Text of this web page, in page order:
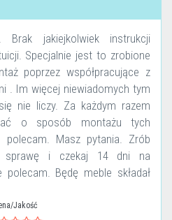
Brak jakiejkolwiek instrukcji
Specjalnie jest to zrobione
poprzez współpracujące z
. Im więcej niewiadomych tym
nie liczy. Za każdym razem
o sposób montażu tych
polecam. Masz pytania. Zrób
sprawę i czekaj 14 dni na
Będę meble składał
Jakość